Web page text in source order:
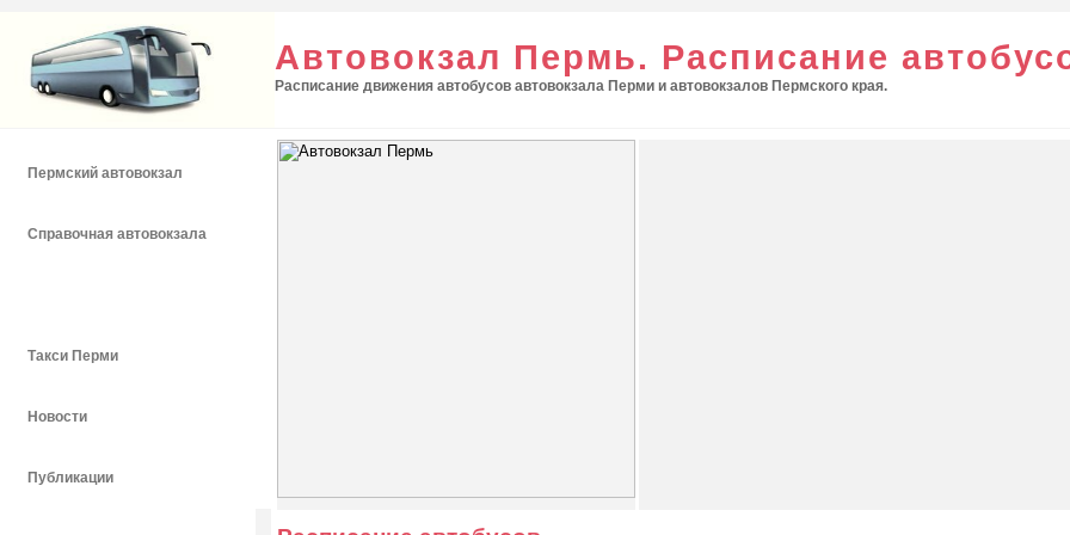
Автовокзал Пермь. Расписание
Расписание движения автобусов автовокзала Перми и автовокзалов Пермского края.
Пермский автовокзал
Справочная автовокзала
Такси Перми
Новости
Публикации